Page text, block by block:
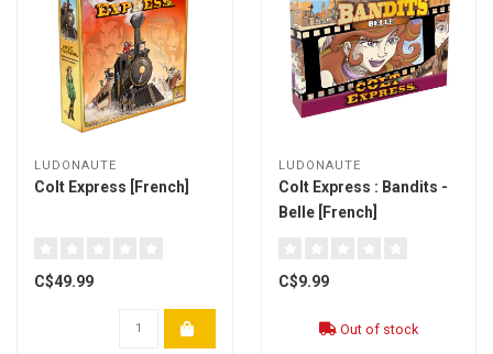
LUDONAUTE
Colt Express [French]
C$49.99
LUDONAUTE
Colt Express : Bandits -
Belle [French]
C$9.99
Out of stock